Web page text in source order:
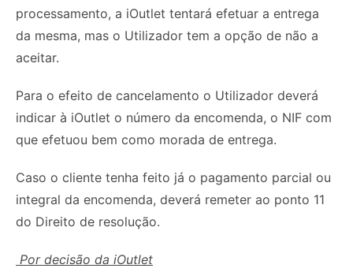
processamento, a iOutlet tentará efetuar a entrega
da mesma, mas o Utilizador tem a opção de não a
aceitar.
Para o efeito de cancelamento o Utilizador deverá
indicar à iOutlet o número da encomenda, o NIF com
que efetuou bem como morada de entrega.
Caso o cliente tenha feito já o pagamento parcial ou
integral da encomenda, deverá remeter ao ponto 11
do Direito de resolução.
Por decisão da iOutlet